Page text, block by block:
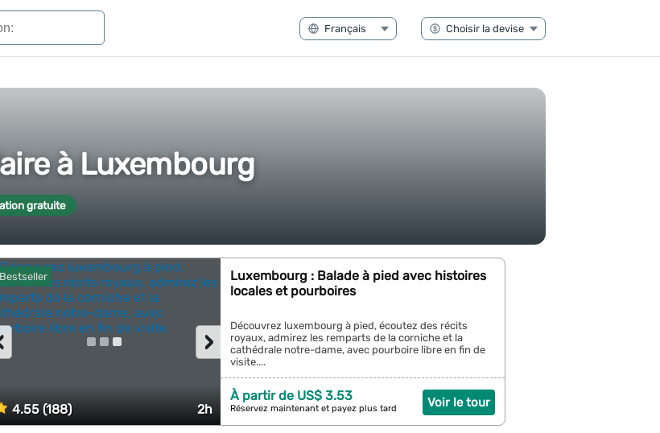
à Luxembourg
gratuite
Bestseller
4.55 (188) 2h
›
Luxembourg : Balade à pied avec histoires
locales et pourboires
Découvrez luxembourg à pied, écoutez des récits
royaux, admirez les remparts de la corniche et la
cathédrale notre-dame, avec pourboire libre en fin de
visite....
Voir le tour
À partir de US$ 3.53
Réservez maintenant et payez plus tard